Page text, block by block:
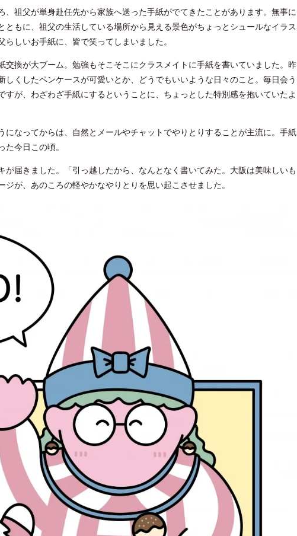
、祖父が単身赴任先から家族へ送った手紙がでてきたことがあります。無事に
ともに、祖父の生活している場所から見える景色がちょっとシュールなイラス
しいお手紙に、皆で笑ってしまいました。
交換が大ブーム。勉強もそこそこにクラスメイトに手紙を書いていました。昨
しくしたペンケースが可愛いとか、どうでもいいような日々のこと。毎日会う
が、わざわざ手紙にするということに、ちょっとした特別感を抱いていたよ
になってからは、自然とメールやチャットでやりとりすることが主流に。手紙
今日この頃。
が届きました。「引っ越したから、なんとなく書いてみた。大阪は美味しいも
が、あのころの軽やかなやりとりを思い起こさせました。